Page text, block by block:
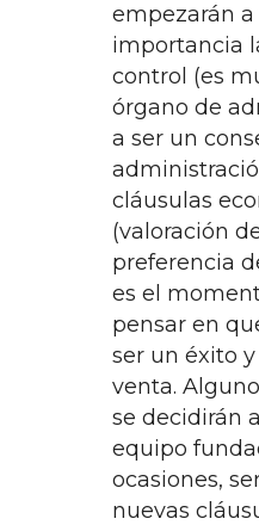
empezarán
importancia
control (es
órgano de
a ser un
cláusulas
(valoración
preferencia
es el
pensar en
ser un éxito
venta.
se decidirán
equipo
ocasiones,
nuevas